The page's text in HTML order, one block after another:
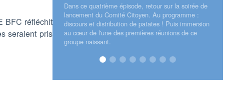
BFC réfléchit
seraient pris
Dans ce quatrième épisode, retour sur la soirée de
lancement du Comité Citoyen. Au programme :
discours et distribution de patates ! Puis immersion
au cœur de l'une des premières réunions de ce
groupe naissant.